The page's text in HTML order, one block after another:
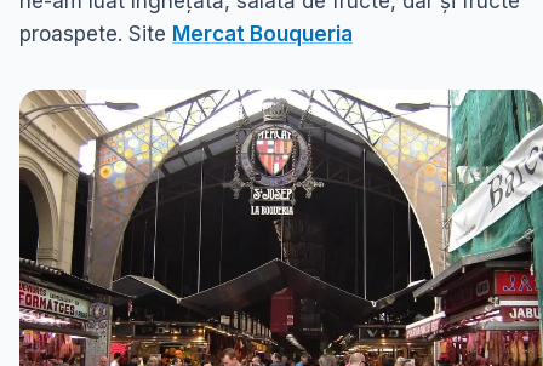
proaspete. Site Mercat Bouqueria